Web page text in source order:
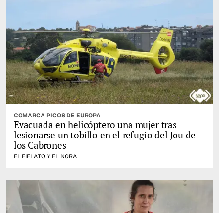
COMARCA PICOS DE EUROPA
Evacuada en helicóptero una mujer tras
lesionarse un tobillo en el refugio del Jou de
los Cabrones
EL FIELATO Y EL NORA